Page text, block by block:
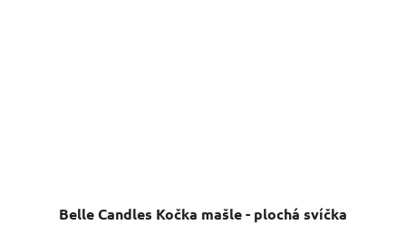
Belle Candles Kočka mašle - plochá svíčka